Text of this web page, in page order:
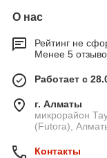
О нас
Рейтинг не
Менее 5
Работает с
г. Алматы
микрорайон
(Futora),
Контакты